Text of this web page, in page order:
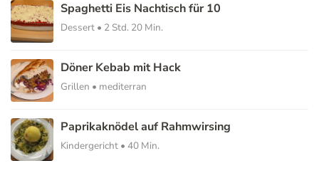
Spaghetti Eis Nachtisch für 10
Dessert • 2 Std. 20 Min.
Döner Kebab mit Hack
Grillen • mediterran
Paprikaknödel auf Rahmwirsing
Kindergericht • 40 Min.